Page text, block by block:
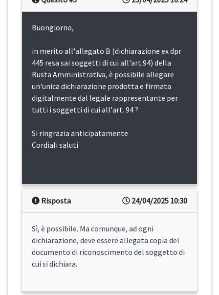
Buongiorno,
in merito all'allegato B (dichiarazione ex dpr
445 resa sai soggetti di cui all'art.94) della
Busta Amministrativa, è possibile allegare
un'unica dichiarazione prodotta e firmata
digitalmente dal legale rappresentante per
tutti i soggetti di cui all'art. 94 ?
Si ringrazia anticipatamente
Cordiali saluti
24/04/2025 10:30
Risposta
Sì, è possibile. Ma comunque, ad ogni
dichiarazione, deve essere allegata copia del
documento di riconoscimento del soggetto di
cui si dichiara.